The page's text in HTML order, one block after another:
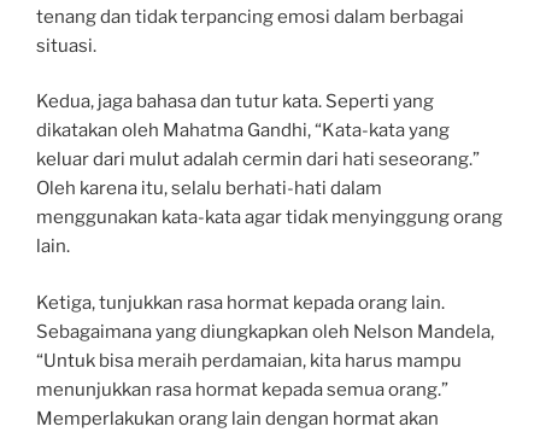
tenang dan tidak terpancing emosi dalam berbagai
situasi.
Kedua, jaga bahasa dan tutur kata. Seperti yang
dikatakan oleh Mahatma Gandhi, “Kata-kata yang
keluar dari mulut adalah cermin dari hati seseorang.”
Oleh karena itu, selalu berhati-hati dalam
menggunakan kata-kata agar tidak menyinggung orang
lain.
Ketiga, tunjukkan rasa hormat kepada orang lain.
Sebagaimana yang diungkapkan oleh Nelson Mandela,
“Untuk bisa meraih perdamaian, kita harus mampu
menunjukkan rasa hormat kepada semua orang.”
Memperlakukan orang lain dengan hormat akan